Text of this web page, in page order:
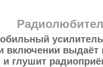
включении
и глушит